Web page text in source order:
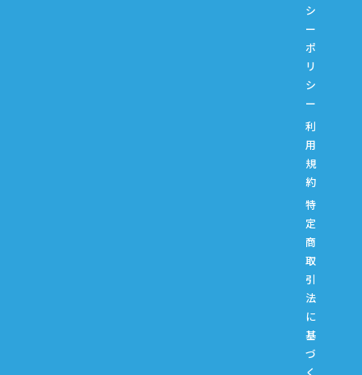
シ
ー
ポ
リ
シ
ー
利
用
規
約
特
定
商
取
引
法
に
基
づ